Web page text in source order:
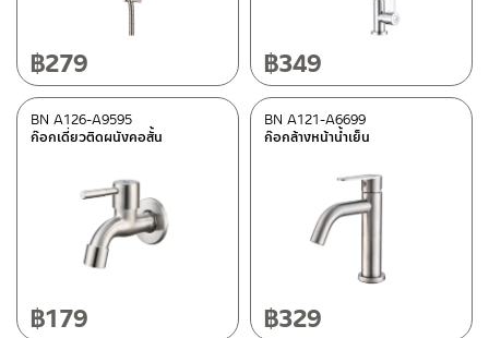
฿279 ฿349
ก๊อกเดี่ยวติดผนังคอสั้น
BN A126-A9595
฿179
ก๊อกล้างหน้าน้ำเย็น
BN A121-A6699
฿329